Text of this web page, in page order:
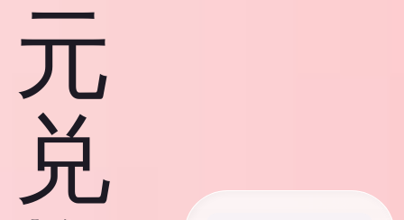
元
兑